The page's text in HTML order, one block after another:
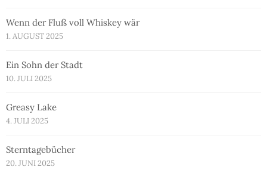
Wenn der Fluß voll Whiskey wär
1. AUGUST 2025
Ein Sohn der Stadt
10. JULI 2025
Greasy Lake
4. JULI 2025
Sterntagebücher
20. JUNI 2025